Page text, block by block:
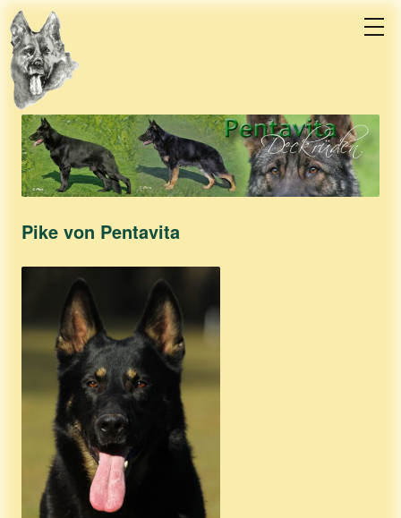
Pike von Pentavita